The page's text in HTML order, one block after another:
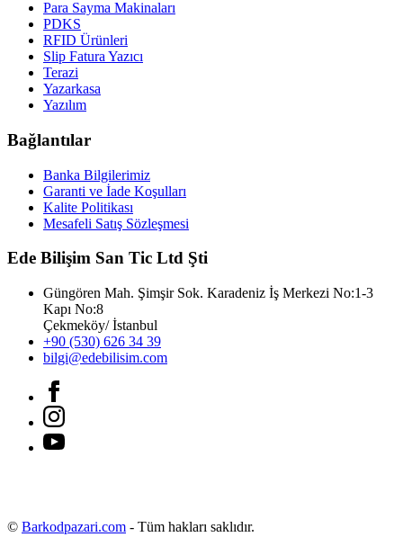
Para Sayma Makinaları
PDKS
RFID Ürünleri
Slip Fatura Yazıcı
Terazi
Yazarkasa
Yazılım
Bağlantılar
Banka Bilgilerimiz
Garanti ve İade Koşulları
Kalite Politikası
Mesafeli Satış Sözleşmesi
Ede Bilişim San Tic Ltd Şti
Güngören Mah. Şimşir Sok. Karadeniz İş Merkezi No:1-3
Kapı No:8
Çekmeköy/ İstanbul
+90 (530) 626 34 39
bilgi@edebilisim.com
© Barkodpazari.com - Tüm hakları saklıdır.